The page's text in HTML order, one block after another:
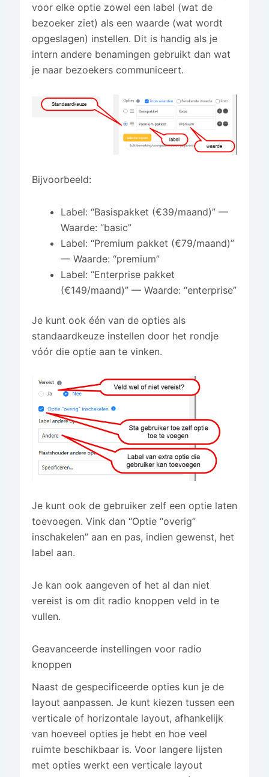
voor elke optie zowel een label (wat de
bezoeker ziet) als een waarde (wat wordt
opgeslagen) instellen. Dit is handig als je
intern andere benamingen gebruikt dan wat
je naar bezoekers communiceert.
Bijvoorbeeld:
Label: “Basispakket (€39/maand)” —
Waarde: “basic”
Label: “Premium pakket (€79/maand)”
— Waarde: “premium”
Label: “Enterprise pakket
(€149/maand)” — Waarde: “enterprise”
Je kunt ook één van de opties als
standaardkeuze instellen door het rondje
vóór die optie aan te vinken.
Je kunt ook de gebruiker zelf een optie laten
toevoegen. Vink dan “Optie “overig”
inschakelen” aan en pas, indien gewenst, het
label aan.
Je kan ook aangeven of het al dan niet
vereist is om dit radio knoppen veld in te
vullen.
Geavanceerde instellingen voor radio
knoppen
Naast de gespecificeerde opties kun je de
layout aanpassen. Je kunt kiezen tussen een
verticale of horizontale layout, afhankelijk
van hoeveel opties je hebt en hoe veel
ruimte beschikbaar is. Voor langere lijsten
met opties werkt een verticale layout